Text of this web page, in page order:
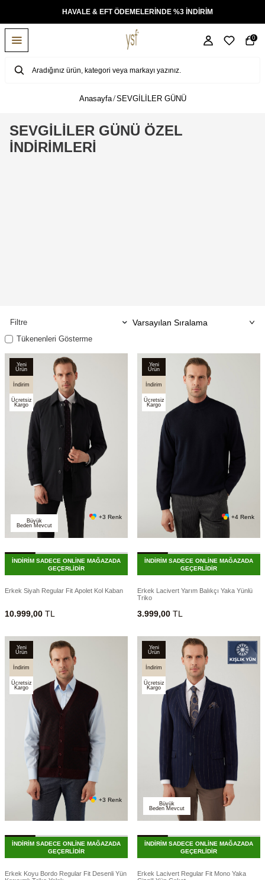
& EFT ÖDEMELERİNDE %3 İNDİRİM
0
Anasayfa SEVGİLİLER GÜNÜ
SEVGİLİLER GÜNÜ ÖZEL
İNDİRİMLERİ
Filtre
Tükenenleri Gösterme
Yeni
Ürün
İndirim
Ücretsiz
Kargo
Büyük
Beden Mevcut
+3 Renk
İNDİRİM SADECE ONLİNE MAĞAZADA
GEÇERLİDİR
Erkek Siyah Regular Fit Apolet Kol Kaban
10.999,00 TL
Yeni
Ürün
İndirim
Ücretsiz
Kargo
+4 Renk
İNDİRİM SADECE ONLİNE MAĞAZADA
GEÇERLİDİR
Erkek Lacivert Yarım Balıkçı Yaka Yünlü
Triko
3.999,00 TL
Yeni
Ürün
İndirim
Ücretsiz
Kargo
+3 Renk
İNDİRİM SADECE ONLİNE MAĞAZADA
GEÇERLİDİR
Erkek Koyu Bordo Regular Fit Desenli Yün
Yeni
Ürün
İndirim
Ücretsiz
Kargo
Büyük
Beden Mevcut
İNDİRİM SADECE ONLİNE MAĞAZADA
GEÇERLİDİR
Erkek Lacivert Regular Fit Mono Yaka